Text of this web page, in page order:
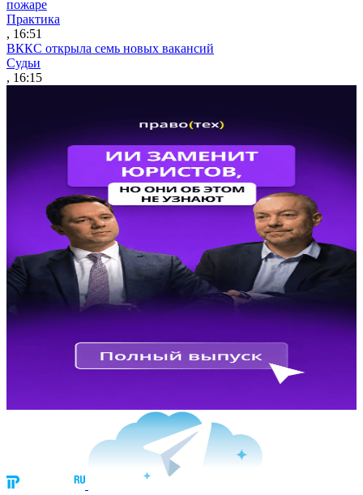
пожаре
Практика
, 16:51
ВККС открыла семь новых вакансий
Судьи
, 16:15